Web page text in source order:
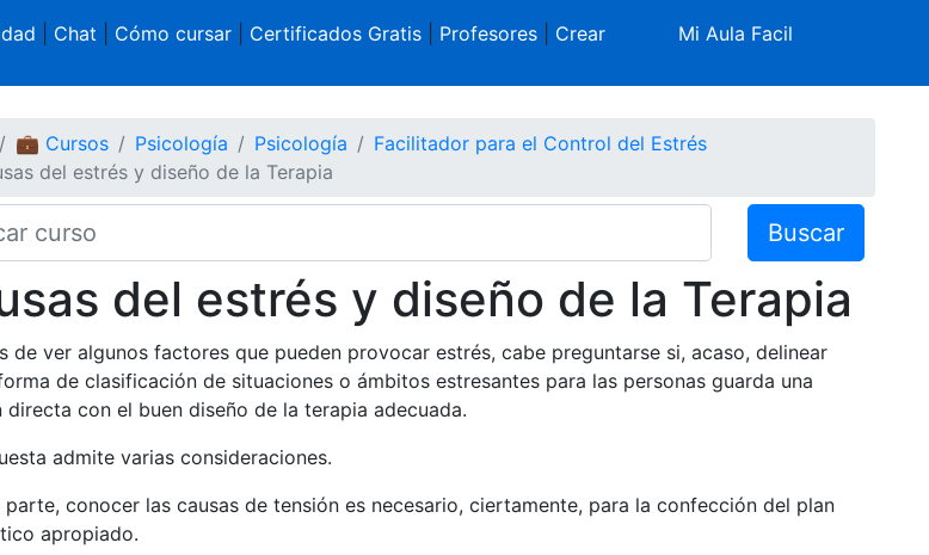
Chat Cómo cursar| Certificados Gratis| Profesores| Crear
Mi Aula Facil
💼 Cursos Psicología Psicología
Facilitador para el Control del Estrés
del estrés y diseño de la Terapia
Buscar
del estrés y diseño de la Terapia
de ver algunos factores que pueden provocar estrés, cabe preguntarse si, acaso, delinear
de clasificación de situaciones o ámbitos estresantes para las personas guarda una
directa con el buen diseño de la terapia adecuada.
admite varias consideraciones.
parte, conocer las causas de tensión es necesario, ciertamente, para la confección del plan
apropiado.